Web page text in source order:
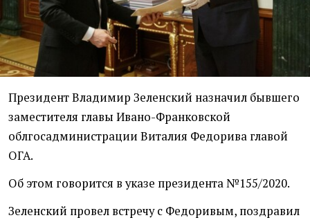
Президент Владимир Зеленский назначил бывшего
заместителя главы Ивано-Франковской
облгосадминистрации Виталия Федорива главой
ОГА.
Об этом говорится в указе президента №155/2020.
Зеленский провел встречу с Федоривым, поздравил